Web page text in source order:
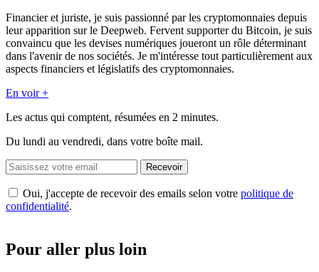
Financier et juriste, je suis passionné par les cryptomonnaies depuis
leur apparition sur le Deepweb. Fervent supporter du Bitcoin, je suis
convaincu que les devises numériques joueront un rôle déterminant
dans l'avenir de nos sociétés. Je m'intéresse tout particulièrement aux
aspects financiers et législatifs des cryptomonnaies.
En voir +
Les actus qui comptent, résumées en 2 minutes.
Du lundi au vendredi, dans votre boîte mail.
Recevoir
Oui, j'accepte de recevoir des emails selon votre politique de
confidentialité.
Pour aller plus loin